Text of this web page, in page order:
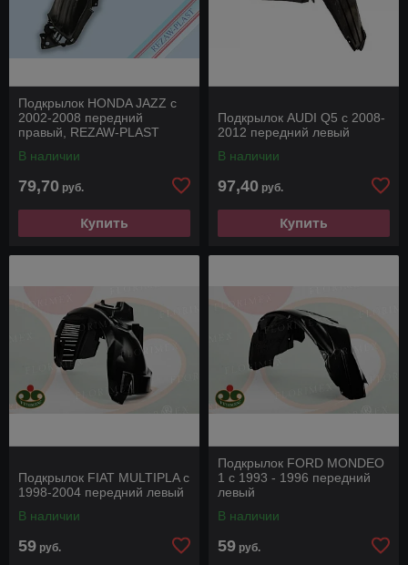
Подкрылок HONDA JAZZ с
2002-2008 передний
правый, REZAW-PLAST
В наличии
79,70 руб.
Купить
Подкрылок AUDI Q5 с 2008-
2012 передний левый
В наличии
97,40 руб.
Купить
Подкрылок FIAT MULTIPLA с
1998-2004 передний левый
В наличии
59 руб.
Подкрылок FORD MONDEO
1 с 1993 - 1996 передний
левый
В наличии
59 руб.